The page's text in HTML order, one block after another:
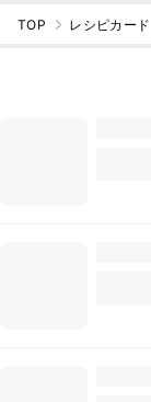
TOP レシピカード